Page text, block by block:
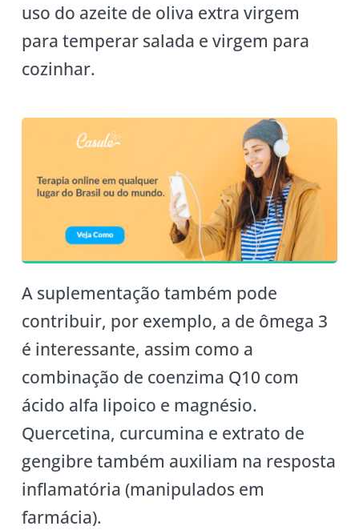
uso do azeite de oliva extra virgem
para temperar salada e virgem para
cozinhar.
A suplementação também pode
contribuir, por exemplo, a de ômega 3
é interessante, assim como a
combinação de coenzima Q10 com
ácido alfa lipoico e magnésio.
Quercetina, curcumina e extrato de
gengibre também auxiliam na resposta
inflamatória (manipulados em
farmácia).